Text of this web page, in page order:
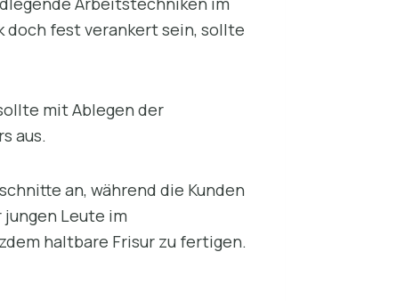
doch fest verankert sein, sollte
mit Ablegen der
aus.
an, während die Kunden
Leute im
haltbare Frisur zu fertigen.